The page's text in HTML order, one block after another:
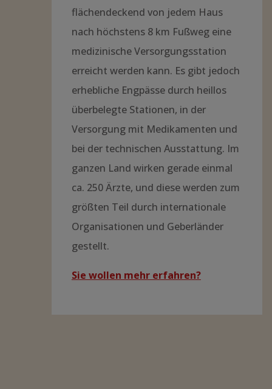
flächendeckend von jedem Haus
nach höchstens 8 km Fußweg eine
medizinische Versorgungsstation
erreicht werden kann. Es gibt jedoch
erhebliche Engpässe durch heillos
überbelegte Stationen, in der
Versorgung mit Medikamenten und
bei der technischen Ausstattung. Im
ganzen Land wirken gerade einmal
ca. 250 Ärzte, und diese werden zum
größten Teil durch internationale
Organisationen und Geberländer
gestellt.
Sie wollen mehr erfahren?